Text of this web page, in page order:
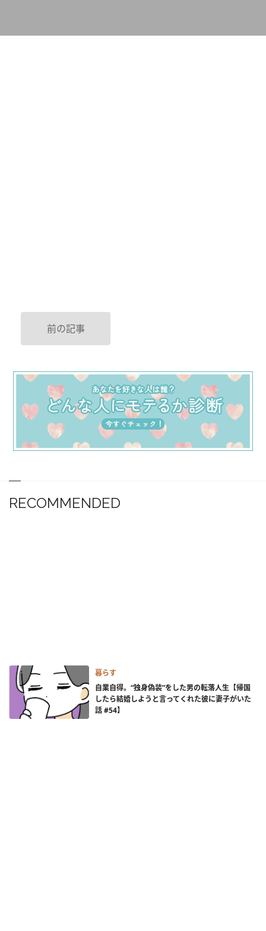
前の記事
RECOMMENDED
暮らす
自業自得。“独身偽装”をした男の転落人生【帰国
したら結婚しようと言ってくれた彼に妻子がいた
話 #54】